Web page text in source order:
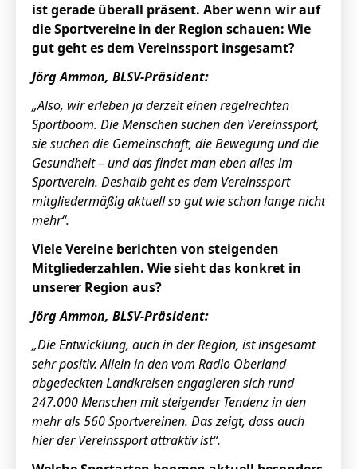
ist gerade überall präsent. Aber wenn wir auf
die Sportvereine in der Region schauen: Wie
gut geht es dem Vereinssport insgesamt?
Jörg Ammon, BLSV-Präsident:
„Also, wir erleben ja derzeit einen regelrechten
Sportboom. Die Menschen suchen den Vereinssport,
sie suchen die Gemeinschaft, die Bewegung und die
Gesundheit – und das findet man eben alles im
Sportverein. Deshalb geht es dem Vereinssport
mitgliedermäßig aktuell so gut wie schon lange nicht
mehr“.
Viele Vereine berichten von steigenden
Mitgliederzahlen. Wie sieht das konkret in
unserer Region aus?
Jörg Ammon, BLSV-Präsident:
„Die Entwicklung, auch in der Region, ist insgesamt
sehr positiv. Allein in den vom Radio Oberland
abgedeckten Landkreisen engagieren sich rund
247.000 Menschen mit steigender Tendenz in den
mehr als 560 Sportvereinen. Das zeigt, dass auch
hier der Vereinssport attraktiv ist“.